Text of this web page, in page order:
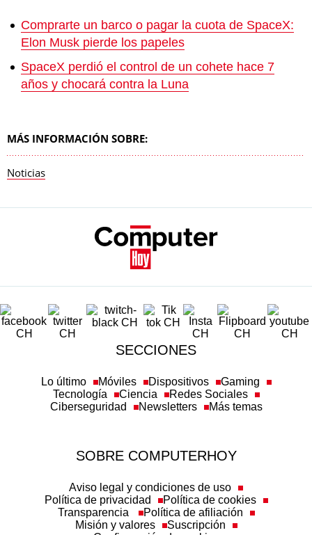
Comprarte un barco o pagar la cuota de SpaceX:
Elon Musk pierde los papeles
SpaceX perdió el control de un cohete hace 7
años y chocará contra la Luna
MÁS INFORMACIÓN SOBRE:
Noticias
SECCIONES
Lo último Móviles Dispositivos
Gaming
Tecnología
Ciencia
Redes Sociales
Ciberseguridad
Newsletters Más temas
SOBRE COMPUTERHOY
Aviso legal y condiciones de uso
Política de privacidad
Política de cookies
Transparencia
Política de afiliación
Misión y valores
Suscripción